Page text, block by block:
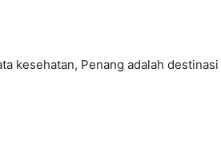
kesehatan, Penang adalah